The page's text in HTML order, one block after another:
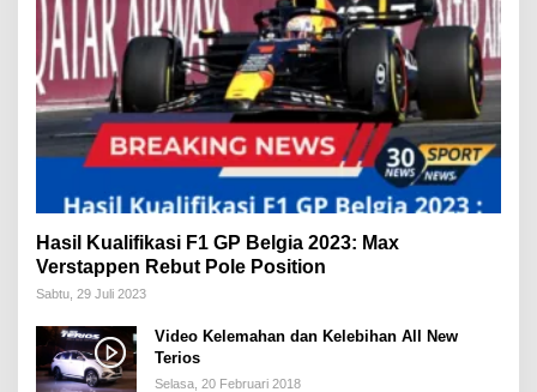
Hasil Kualifikasi F1 GP Belgia 2023: Max
Verstappen Rebut Pole Position
Sabtu, 29 Juli 2023
Video Kelemahan dan Kelebihan All New
Terios
Selasa, 20 Februari 2018